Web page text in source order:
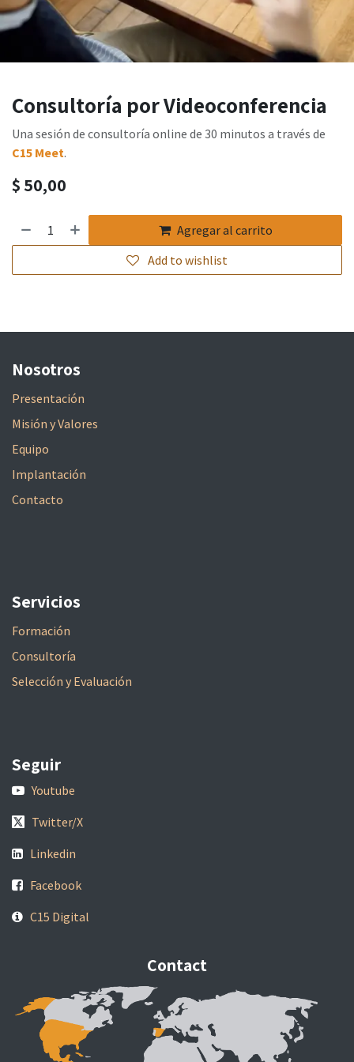
Consultoría por Videoconferencia
Una sesión de consultoría online de 30 minutos a través de
C15 Meet.
$ 50,00
Agregar al carrito
Add to wishlist
Nosotros
Presentación
Misión y Valores
Equipo
Implantación
Contacto
Servicios
Formación
Consultoría
Selección y Evaluación
Seguir
Youtube
Twitter/X
Linkedin
Facebook
C15 Digital
Contact